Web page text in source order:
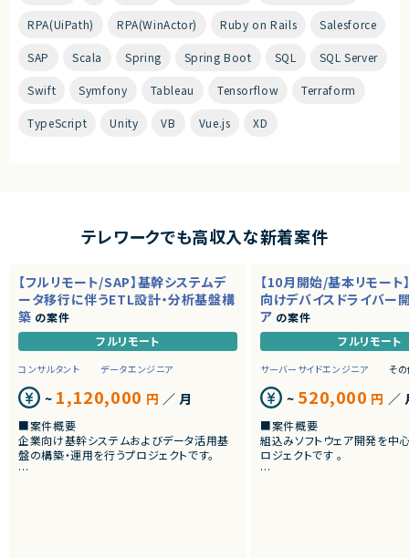
RPA(UiPath) RPA(WinActor) Ruby on Rails Salesforce
SAP Scala Spring Spring Boot SQL SQL Server
Swift Symfony Tableau Tensorflow Terraform
TypeScript Unity VB Vue.js XD
テレワークでも高収入な新着案件
【フルリモート/SAP】基幹システムデ
ータ移行に伴うETL設計・分析基盤構
築 の案件
フルリモート
コンサルタント データエンジニア
~ 1,120,000 円 ／ 月
■案件概要
企業向け基幹システムおよびデータ活用基
盤の構築・運用を行うプロジェクトです。
【10月開始/基本リモート
向けデバイスドライバー
ア の案件
フルリモート
サーバーサイドエンジニア そ
~ 520,000 円 ／
■案件概要
組込みソフトウェア開発を中
ロジェクトです 。